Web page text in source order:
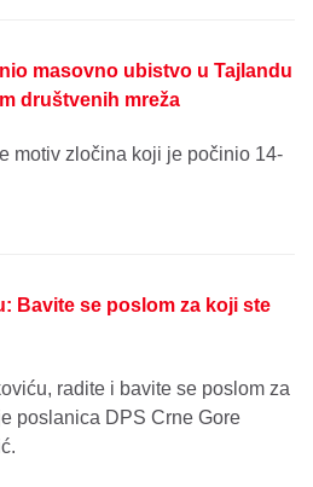
masovno ubistvo u Tajlandu
društvenih mreža
motiv zločina koji je počinio 14-
Bavite se poslom za koji ste
radite i bavite se poslom za
poslanica DPS Crne Gore